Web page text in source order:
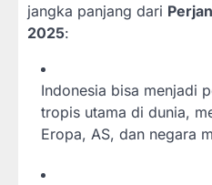
jangka panjang dari
2025:
Indonesia bisa menjadi
tropis utama di dunia,
Eropa, AS, dan negara